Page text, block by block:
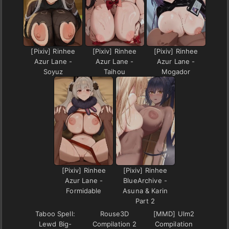
[Pixiv] Rinhee
Azur Lane -
Soyuz
[Pixiv] Rinhee
Azur Lane -
Taihou
[Pixiv] Rinhee
Azur Lane -
Mogador
[Pixiv] Rinhee
Azur Lane -
Formidable
[Pixiv] Rinhee
BlueArchive -
Asuna & Karin
Part 2
Taboo Spell:
Lewd Big-
Rouse3D
Compilation 2
[MMD] Ulm2
Compilation